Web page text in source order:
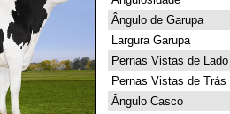
Ângulo de Garupa
Largura Garupa
Pernas Vistas de Lado
Pernas Vistas de Trás
Ângulo Casco